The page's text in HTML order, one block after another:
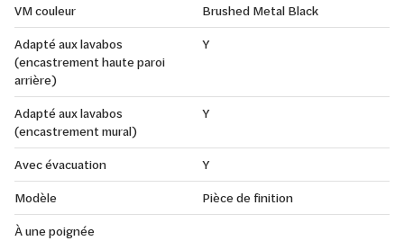
VM couleur
Brushed Metal Black
Adapté aux lavabos
(encastrement haute paroi
arrière)
Y
Adapté aux lavabos
(encastrement mural)
Y
Avec évacuation
Y
Modèle
Pièce de finition
À une poignée